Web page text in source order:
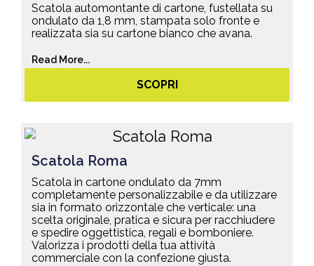
Scatola automontante di cartone, fustellata su
ondulato da 1,8 mm, stampata solo fronte e
realizzata sia su cartone bianco che avana.
Read More...
SCOPRI
Scatola Roma
Scatola in cartone ondulato da 7mm
completamente personalizzabile e da utilizzare
sia in formato orizzontale che verticale: una
scelta originale, pratica e sicura per racchiudere
e spedire oggettistica, regali e bomboniere.
Valorizza i prodotti della tua attività
commerciale con la confezione giusta.